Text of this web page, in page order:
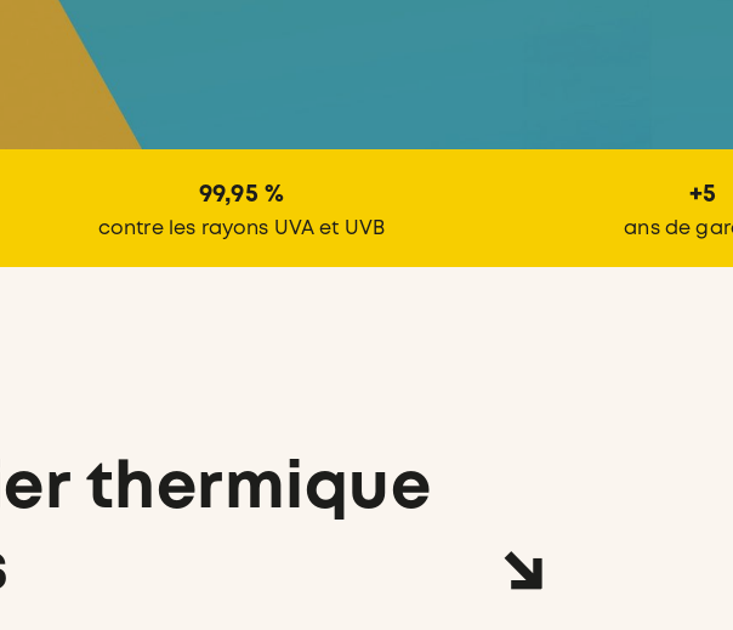
99,95 %
contre les rayons UVA et UVB
+5
ans de
thermique